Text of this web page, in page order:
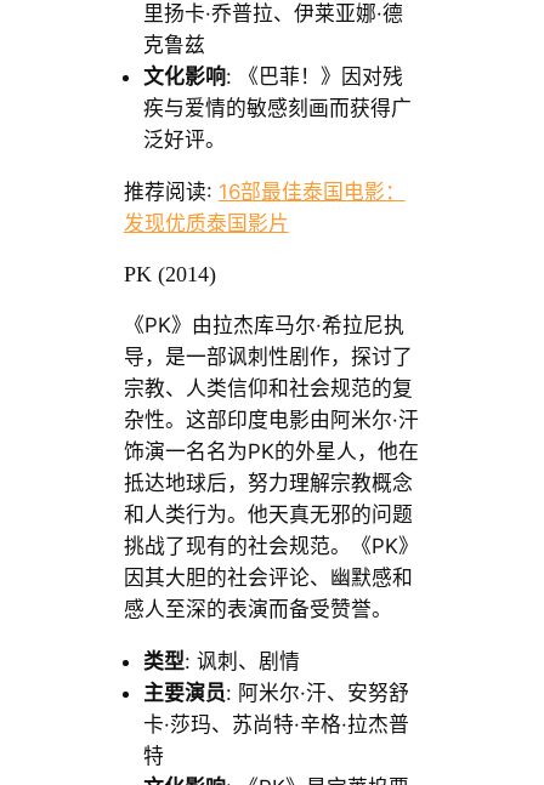
里扬卡·乔普拉、伊莱亚娜·德
克鲁兹
文化影响: 《巴菲！》因对残
疾与爱情的敏感刻画而获得广
泛好评。
推荐阅读: 16部最佳泰国电影：
发现优质泰国影片
PK (2014)
《PK》由拉杰库马尔·希拉尼执
导，是一部讽刺性剧作，探讨了
宗教、人类信仰和社会规范的复
杂性。这部印度电影由阿米尔·汗
饰演一名名为PK的外星人，他在
抵达地球后，努力理解宗教概念
和人类行为。他天真无邪的问题
挑战了现有的社会规范。《PK》
因其大胆的社会评论、幽默感和
感人至深的表演而备受赞誉。
类型: 讽刺、剧情
主要演员: 阿米尔·汗、安努舒
卡·莎玛、苏尚特·辛格·拉杰普
特